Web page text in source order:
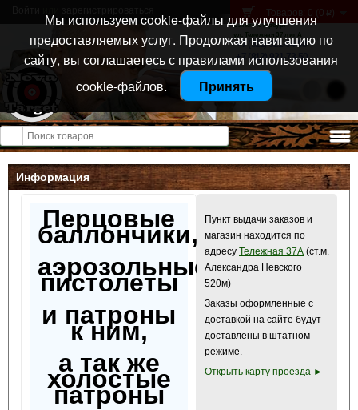
Санкт-Петербург
ул. Тележная 37 лит А
+7 (911) 021-04-08
+7 (812) 921-73-50
Товаров: 0 (0 p )
Открыть меню
Информация
Перцовые
баллончики,
аэрозольные
пистолеты
и патроны
к ним,
а так же
холостые
патроны
Пункт выдачи заказов и
магазин находится по
адресу Тележная 37А (ст.м.
Александра Невского
520м)
Заказы оформленные с
доставкой на сайте будут
доставлены в штатном
режиме.
Открыть карту проезда ►
Мы используем cookie-файлы для улучшения
предоставляемых услуг. Продолжая навигацию по
сайту, вы соглашаетесь с правилами использования
cookie-файлов.
Принять